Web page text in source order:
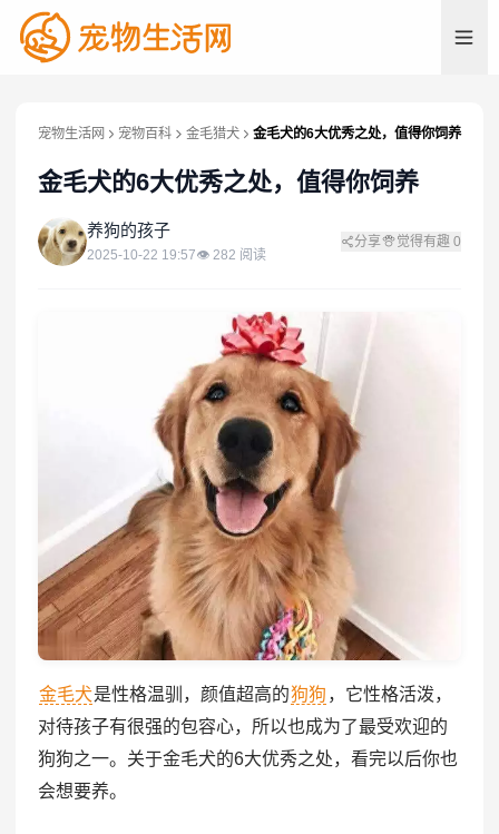
宠物生活网 宠物百科 金毛猎犬 金毛犬的6大优秀之处，值得你饲养
金毛犬的6大优秀之处，值得你饲养
养 养狗的孩子
2025-10-22 19:57👁 282 阅读
分享 觉得有趣 0
金毛犬是性格温驯，颜值超高的狗狗 ，它性格活泼，
对待孩子有很强的包容心，所以也成为了最受欢迎的
狗狗之一。关于金毛犬的6大优秀之处，看完以后你也
会想要养。